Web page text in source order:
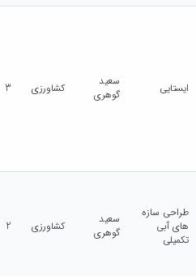
ایستایی
سعید
گوهری
کشاورزی 3
طراحی سازه
های آبی
تکمیلی
سعید
گوهری
کشاورزی 2